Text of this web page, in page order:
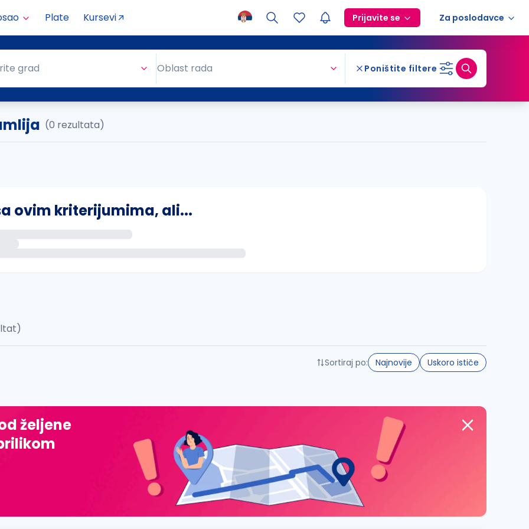
Plate Kursevi Prijavite se Za poslodavce
grad Oblast rada Poništite filtere
(0 rezultata)
ovim kriterijumima, ali...
đ, ž, dž)
Sortiraj po: Najnovije Uskoro ističe
željene